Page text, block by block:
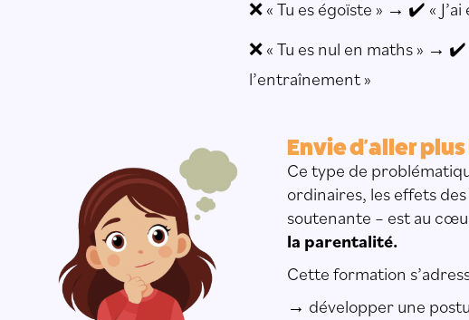
❌ « Tu es égoïste » → ✔️ «
❌ « Tu es nul en maths » →
l’entraînement »
Envie d'aller plus
Ce type de
ordinaires, les effets
soutenante – est au
la parentalité.
Cette formation
→ développer une